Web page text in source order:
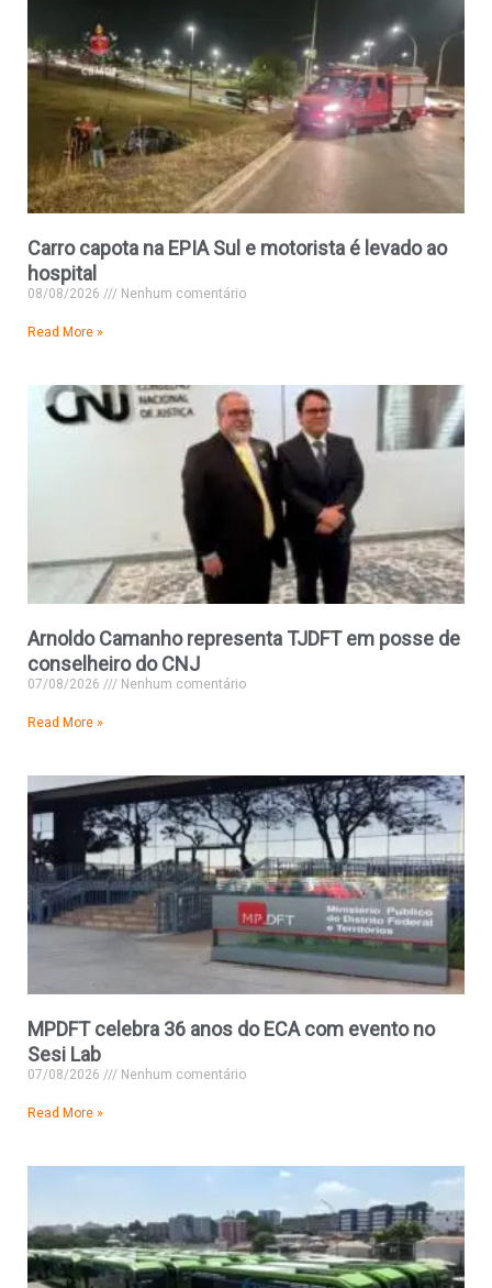
Carro capota na EPIA Sul e motorista é levado ao
hospital
08/08/2026 Nenhum comentário
Read More »
Arnoldo Camanho representa TJDFT em posse de
conselheiro do CNJ
07/08/2026 Nenhum comentário
Read More »
MPDFT celebra 36 anos do ECA com evento no
Sesi Lab
07/08/2026 Nenhum comentário
Read More »